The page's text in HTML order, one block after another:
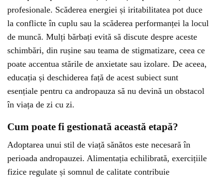
profesionale. Scăderea energiei și iritabilitatea pot duce
la conflicte în cuplu sau la scăderea performanței la locul
de muncă. Mulți bărbați evită să discute despre aceste
schimbări, din rușine sau teama de stigmatizare, ceea ce
poate accentua stările de anxietate sau izolare. De aceea,
educația și deschiderea față de acest subiect sunt
esențiale pentru ca andropauza să nu devină un obstacol
în viața de zi cu zi.
Cum poate fi gestionată această etapă?
Adoptarea unui stil de viață sănătos este necesară în
perioada andropauzei. Alimentația echilibrată, exercițiile
fizice regulate și somnul de calitate contribuie